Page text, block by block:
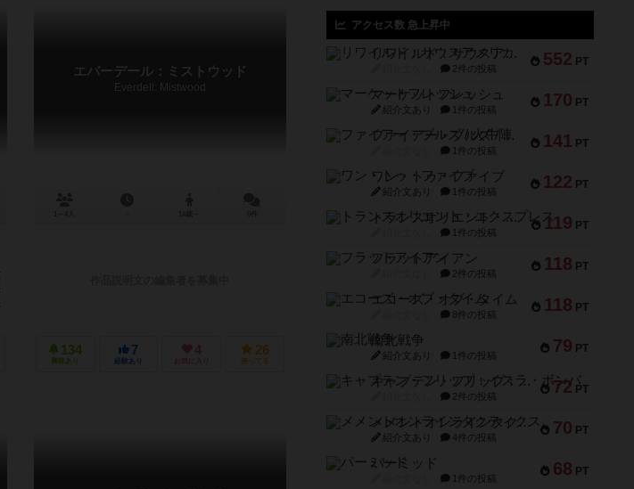
エバーデール：ミストウッド
Everdell: Mistwood
134
興味あり
7
経験あり
4
お気に入り
26
持ってる
アクセス数 急上昇中
552 PT
リワイルド：サウスアメリカ
2件の投稿
170 PT
マーケットフレッシュ
紹介文あり 1件の投稿
141 PT
ファイアー・ブルズ / 火牛陣
1件の投稿
122 PT
ワン・トゥ・ファイブ
紹介文あり 1件の投稿
119 PT
トランスオリエント・エクスプレス
1件の投稿
118 PT
フラットアイアン
2件の投稿
118 PT
エコーズ・オブ・タイム
8件の投稿
79 PT
南北戦争
紹介文あり 1件の投稿
72 PT
キャプテン・フリップ：イスラ・ボンバ
2件の投稿
70 PT
メメントオンラインタクティクス
紹介文あり 4件の投稿
68 PT
パーミッド
1件の投稿